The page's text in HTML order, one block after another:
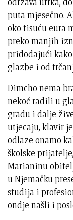
puta mjesečno.
oko tisuću eura
preko manjih
pridodajući
glazbe i od
Dimcho nema
nekoć radili u
gradu i dalje
utjecaju, klavir
odlaze onamo
školske
Marianinu
u Njemačku
studija i
ondje našli i